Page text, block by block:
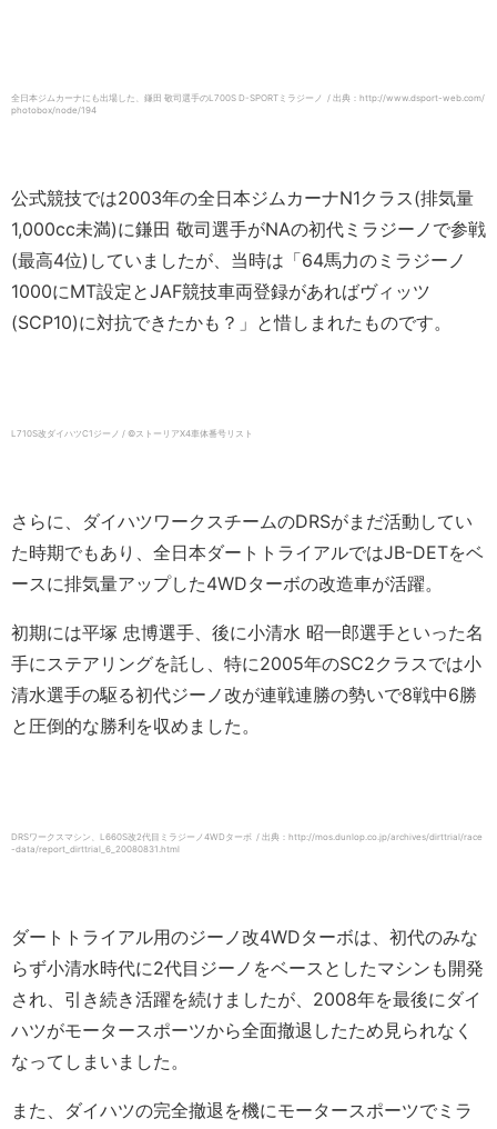
全日本ジムカーナにも出場した、鎌田 敬司選手のL700S D-SPORTミラジーノ / 出典：http://www.dsport-web.com/
photobox/node/194
公式競技では2003年の全日本ジムカーナN1クラス(排気量
1,000cc未満)に鎌田 敬司選手がNAの初代ミラジーノで参戦
(最高4位)していましたが、当時は「64馬力のミラジーノ
1000にMT設定とJAF競技車両登録があればヴィッツ
(SCP10)に対抗できたかも？」と惜しまれたものです。
L710S改ダイハツC1ジーノ / ©ストーリアX4車体番号リスト
さらに、ダイハツワークスチームのDRSがまだ活動してい
た時期でもあり、全日本ダートトライアルではJB-DETをベ
ースに排気量アップした4WDターボの改造車が活躍。
初期には平塚 忠博選手、後に小清水 昭一郎選手といった名
手にステアリングを託し、特に2005年のSC2クラスでは小
清水選手の駆る初代ジーノ改が連戦連勝の勢いで8戦中6勝
と圧倒的な勝利を収めました。
DRSワークスマシン、L660S改2代目ミラジーノ4WDターボ / 出典：http://mos.dunlop.co.jp/archives/dirttrial/race
-data/report_dirttrial_6_20080831.html
ダートトライアル用のジーノ改4WDターボは、初代のみな
らず小清水時代に2代目ジーノをベースとしたマシンも開発
され、引き続き活躍を続けましたが、2008年を最後にダイ
ハツがモータースポーツから全面撤退したため見られなく
なってしまいました。
また、ダイハツの完全撤退を機にモータースポーツでミラ